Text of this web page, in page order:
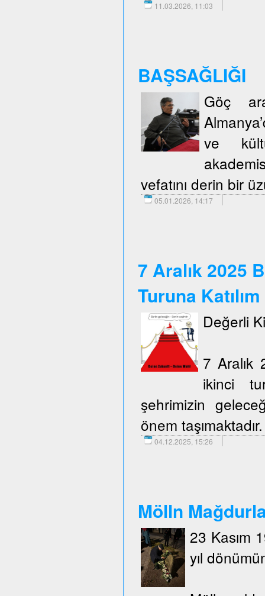
11.03.2026, 11:03
BAŞSAĞLIĞI
Göç
ve
vefatını derin bir
05.01.2026, 14:17
7 Aralık 2025
Turuna Katılım
Değerli
7 Aralık
ikinci
şehrimizin
önem taşımaktadır.
04.12.2025, 15:26
Mölln
23 Kasım
yıl